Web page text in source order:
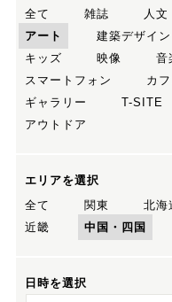
全て
雑誌 人文
アート
建築デザイン
キッズ
映像 音
スマートフォン
カフ
ギャラリー
T-SITE
アウトドア
エリアを選択
全て
関東 北海
近畿
中国・四国
日時を選択